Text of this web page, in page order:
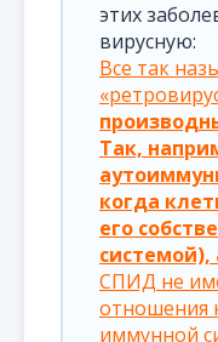
этих
вирусную:
Все так
Так,
когда
его
системой),
СПИД не
отношения
иммунной